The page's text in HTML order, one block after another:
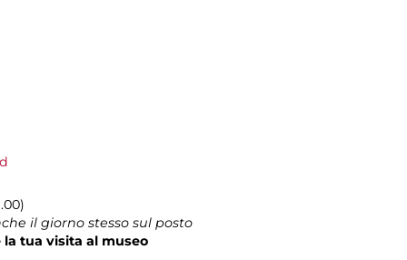
il giorno stesso sul posto
tua visita al museo